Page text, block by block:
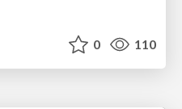
0 110